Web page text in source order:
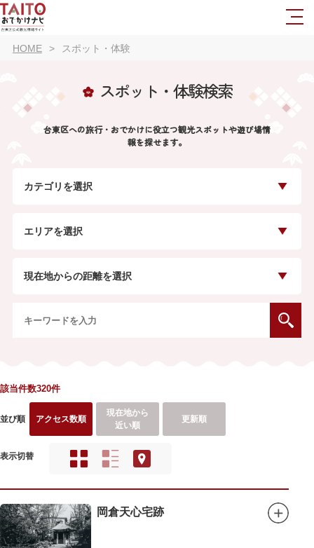
HOME スポット・体験
スポット・体験検索
台東区への旅行・おでかけに役立つ観光スポットや遊び場情
報を探せます。
カテゴリを選択
エリアを選択
現在地からの距離を選択
該当件数320件
並び順 アクセス数順
現在地から
近い順
更新順
表示切替
岡倉天心宅跡